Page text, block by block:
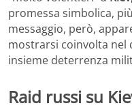
promessa simbolica,
messaggio, però,
mostrarsi coinvolta nel
insieme deterrenza
Raid russi su